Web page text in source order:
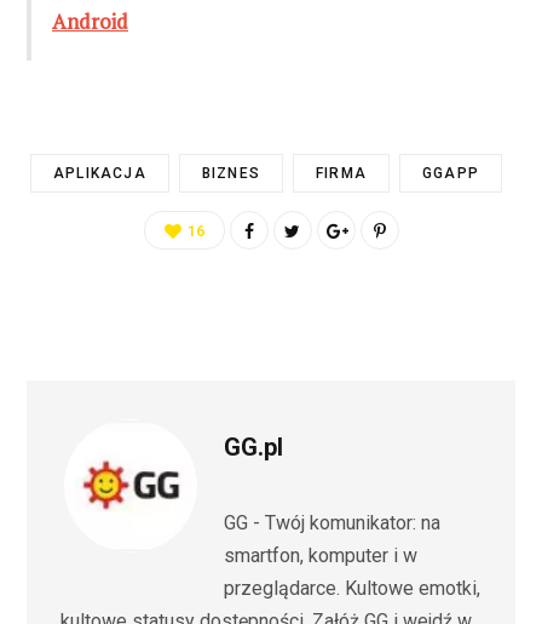
Android
APLIKACJA BIZNES FIRMA GGAPP
16
GG.pl
GG - Twój komunikator: na
smartfon, komputer i w
przeglądarce. Kultowe emotki,